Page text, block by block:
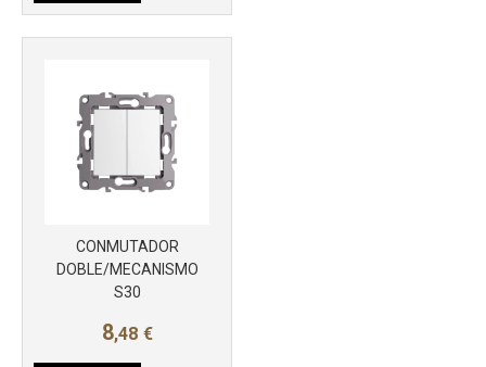
CONMUTADOR
DOBLE/MECANISMO
S30
8,48 €
Más info